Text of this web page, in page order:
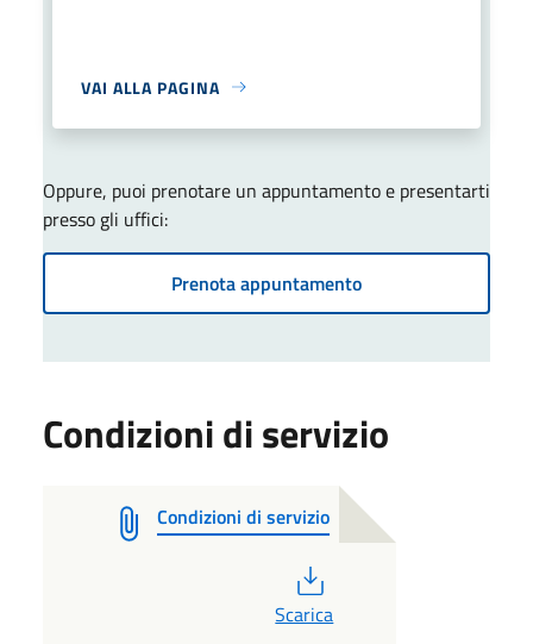
VAI ALLA PAGINA
Oppure, puoi prenotare un appuntamento e presentarti
presso gli uffici:
Prenota appuntamento
Condizioni di servizio
Condizioni di servizio
Scarica